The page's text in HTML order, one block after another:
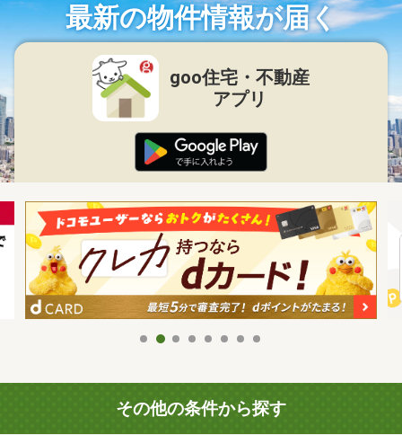
最新の物件情報が届く
goo住宅・不動産
アプリ
その他の条件から探す